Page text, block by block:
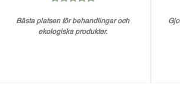
Bästa platsen för behandlingar och
ekologiska produkter.